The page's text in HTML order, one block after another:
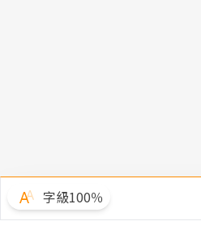
字級100％